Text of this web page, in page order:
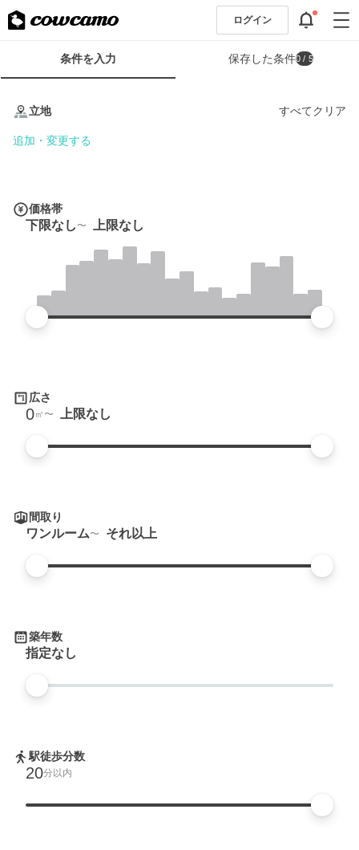
ログイン
条
条件を入力 保存した条件0 / 5
立地 すべてクリア
追加・変更する
価格帯
下限なし 上限なし
広さ
0㎡ 上限なし
間取り
ワンルーム それ以上
築年数
指定なし
駅徒歩分数
20分以内